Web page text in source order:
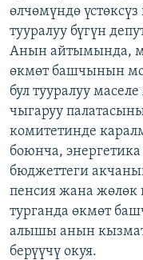
ЭЖЕ-СИҢДИЛЕР
АЗАТТЫК+
ЫҢГАЙСЫЗ СУРООЛОР
ОНЛАЙН ШЕРИНЕ
ЭЕ/АРнун бардык
өлчөмүндө
тууралуу бүгүн
Анын айтымында,
өкмөт башчынын
бул тууралуу
чыгаруу
комитетинде
боюнча,
бюджеттеги
пенсия жана жөлөк
турганда өкмөт
алышы анын
берүүчү окуя.